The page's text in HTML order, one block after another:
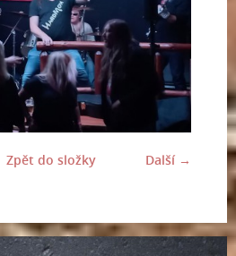
Další →
Zpět do složky